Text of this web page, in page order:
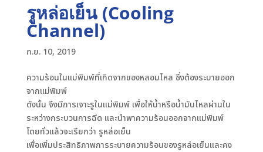
รูหล่อเย็น (Cooling
Channel)
ก.ย. 10, 2019
ความร้อนในแม่พิมพ์ที่เกิดจากของหลอมไหล ซึ่งต้องระบายออก
จากแม่พิมพ์
ดังนั้น จึงมีการเจาะรูในแม่พิมพ์ เพื่อให้น้ำหรือน้ำมันไหลผ่านใน
ระหว่างกระบวนการฉีด และนำพาความร้อนออกจากแม่พิมพ์
โดยทั่วแล้วจะเรียกว่า รูหล่อเย็น
เพื่อเพิ่มประสิทธิภาพการระบายความร้อนของรูหล่อเย็นและคง